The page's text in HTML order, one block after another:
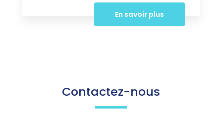
En savoir plus
Contactez-nous